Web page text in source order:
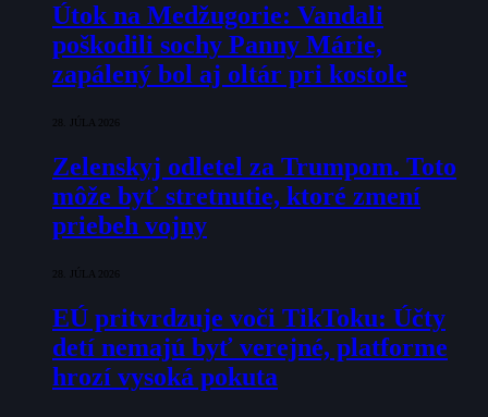
Útok na Medžugorie: Vandali
poškodili sochy Panny Márie,
zapálený bol aj oltár pri kostole
28. JÚLA 2026
Zelenskyj odletel za Trumpom. Toto
môže byť stretnutie, ktoré zmení
priebeh vojny
28. JÚLA 2026
EÚ pritvrdzuje voči TikToku: Účty
detí nemajú byť verejné, platforme
hrozí vysoká pokuta